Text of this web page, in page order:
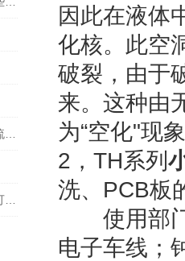
因此在液体
化核。此空
破裂，由于
来。这种由
为“空化"现
2，TH系列
洗、PCB板
使用部门
电子车线